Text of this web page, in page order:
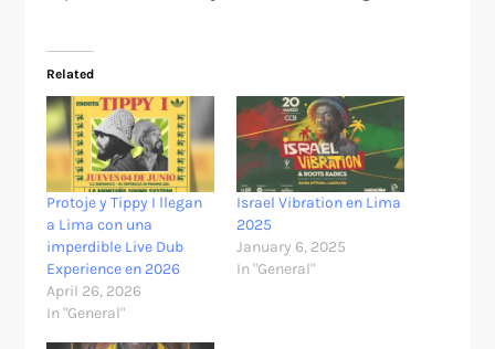
Related
Protoje y Tippy I llegan
a Lima con una
imperdible Live Dub
Experience en 2026
April 26, 2026
In "General"
Israel Vibration en Lima
2025
January 6, 2025
In "General"